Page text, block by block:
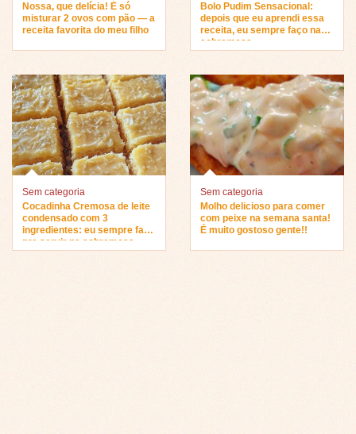
Nossa, que delícia! É só
misturar 2 ovos com pão — a
receita favorita do meu filho
Bolo Pudim Sensacional:
depois que eu aprendi essa
receita, eu sempre faço na
sobremesa…
Sem categoria
Cocadinha Cremosa de leite
condensado com 3
ingredientes: eu sempre faço
pra servir na sobremesa…
Sem categoria
Molho delicioso para comer
com peixe na semana santa!
É muito gostoso gente!!